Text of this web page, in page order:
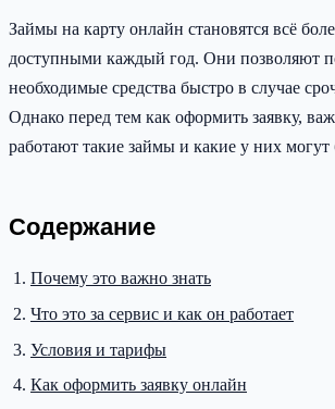
Займы на карту онлайн становятся всё
доступными каждый год. Они позволяют
необходимые средства быстро в случае
Однако перед тем как оформить заявку,
работают такие займы и какие у них могут
Содержание
Почему это важно знать
Что это за сервис и как он работает
Условия и тарифы
Как оформить заявку онлайн